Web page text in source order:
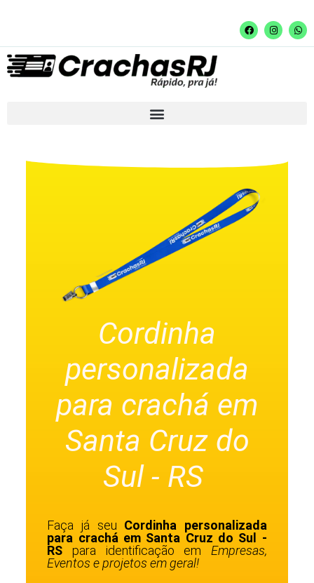
Cordinha
personalizada
para crachá em
Santa Cruz do
Sul - RS
Faça já seu Cordinha personalizada
para crachá em Santa Cruz do Sul -
RS para identificação em Empresas,
Eventos e projetos em geral!